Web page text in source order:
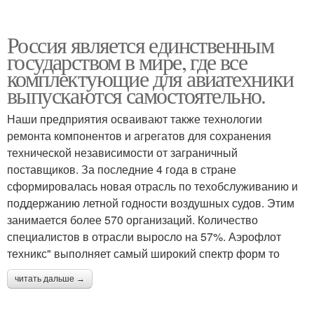
Россия является единственным
государством в мире, где все
комплектующие для авиатехники
выпускаются самостоятельно.
Наши предприятия осваивают также технологии
ремонта компонентов и агрегатов для сохранения
технической независимости от заграничный
поставщиков. За последние 4 года в стране
сформировалась новая отрасль по техобслуживанию и
поддержанию летной годности воздушных судов. Этим
занимается более 570 организаций. Количество
специалистов в отрасли выросло на 57%. Аэрофлот
техникс" выполняет самый широкий спектр форм то
читать дальше →